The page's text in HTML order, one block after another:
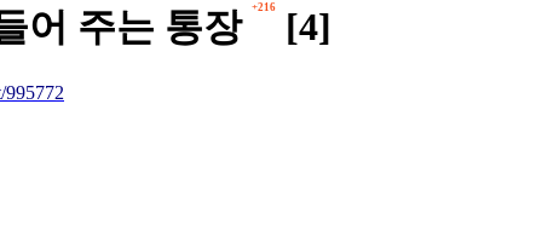
어 주는 통장 +216 [4]
995772